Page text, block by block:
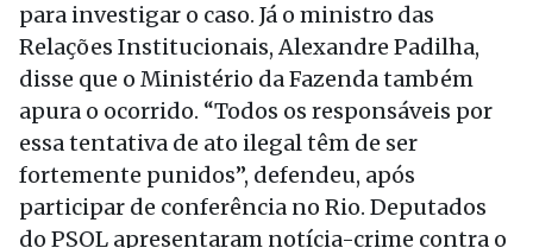
para investigar o caso. Já o ministro das
Relações Institucionais, Alexandre Padilha,
disse que o Ministério da Fazenda também
apura o ocorrido. “Todos os responsáveis por
essa tentativa de ato ilegal têm de ser
fortemente punidos”, defendeu, após
participar de conferência no Rio. Deputados
do PSOL apresentaram notícia-crime contra o